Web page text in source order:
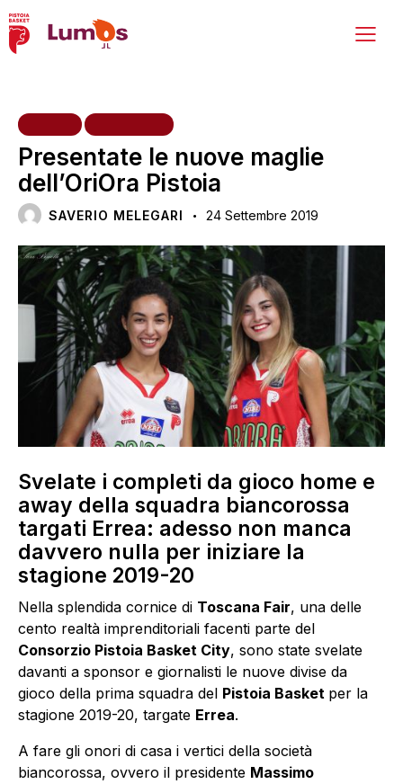
Presentate le nuove maglie
dell’OriOra Pistoia
SAVERIO MELEGARI 24 Settembre 2019
Svelate i completi da gioco home e
away della squadra biancorossa
targati Errea: adesso non manca
davvero nulla per iniziare la
stagione 2019-20
Nella splendida cornice di Toscana Fair, una delle
cento realtà imprenditoriali facenti parte del
Consorzio Pistoia Basket City, sono state svelate
davanti a sponsor e giornalisti le nuove divise da
gioco della prima squadra del Pistoia Basket per la
stagione 2019-20, targate Errea.
A fare gli onori di casa i vertici della società
biancorossa, ovvero il presidente Massimo